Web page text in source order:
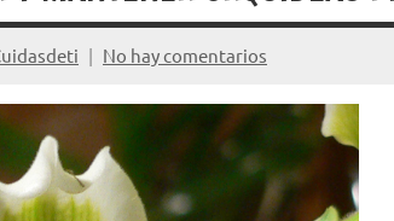
No hay comentarios